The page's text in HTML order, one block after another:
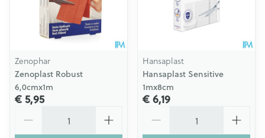
Zenophar
Zenoplast Robust
6,0cmx1m
€ 5,95
Hansaplast
Hansaplast Sensitive
1mx8cm
€ 6,19